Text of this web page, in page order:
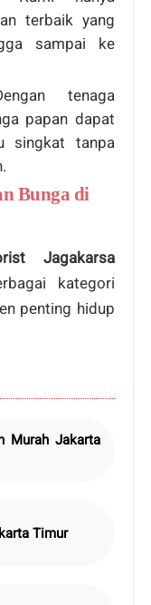
terbaik yang
sampai ke
tenaga
papan dapat
singkat tanpa
Bunga di
Jagakarsa
kategori
penting hidup
Murah Jakarta
Timur